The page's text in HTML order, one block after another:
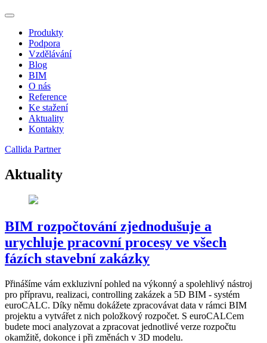
Produkty
Podpora
Vzdělávání
Blog
BIM
O nás
Reference
Ke stažení
Aktuality
Kontakty
Callida Partner
Aktuality
BIM rozpočtování zjednodušuje a
urychluje pracovní procesy ve všech
fázích stavební zakázky
Přinášíme vám exkluzivní pohled na výkonný a spolehlivý nástroj
pro přípravu, realizaci, controlling zakázek a 5D BIM - systém
euroCALC. Díky němu dokážete zpracovávat data v rámci BIM
projektu a vytvářet z nich položkový rozpočet. S euroCALCem
budete moci analyzovat a zpracovat jednotlivé verze rozpočtu
okamžitě, dokonce i při změnách v 3D modelu.